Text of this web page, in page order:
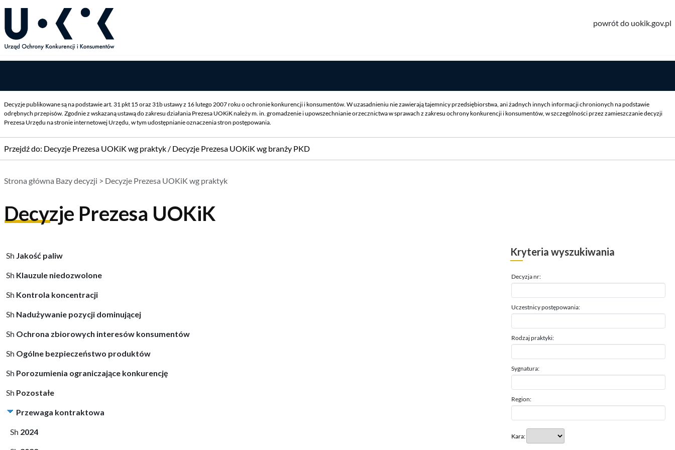
powrót do uokik.gov.pl
Decyzje publikowane są na podstawie art. 31 pkt 15 oraz 31b ustawy z 16 lutego 2007 roku o ochronie konkurencji i konsumentów. W uzasadnieniu nie zawierają tajemnicy przedsiębiorstwa, ani żadnych innych informacji chronionych na podstawie
odrębnych przepisów. Zgodnie z wskazaną ustawą do zakresu działania Prezesa UOKiK należy m. in. gromadzenie i upowszechnianie orzecznictwa w sprawach z zakresu ochrony konkurencji i konsumentów, w szczególności przez zamieszczanie decyzji
Prezesa Urzędu na stronie internetowej Urzędu, w tym udostępnianie oznaczenia stron postępowania.
Przejdź do: Decyzje Prezesa UOKiK wg praktyk/ Decyzje Prezesa UOKiK wg branży PKD
Strona główna Bazy decyzji > Decyzje Prezesa UOKiK wg praktyk
Decyzje Prezesa UOKiK
Jakość paliw
Klauzule niedozwolone
Kontrola koncentracji
Nadużywanie pozycji dominującej
Ochrona zbiorowych interesów konsumentów
Ogólne bezpieczeństwo produktów
Porozumienia ograniczające konkurencję
Pozostałe
Przewaga kontraktowa
2024
Kryteria wyszukiwania
Decyzja nr:
Uczestnicy postępowania:
Rodzaj praktyki:
Sygnatura:
Region:
Kara: